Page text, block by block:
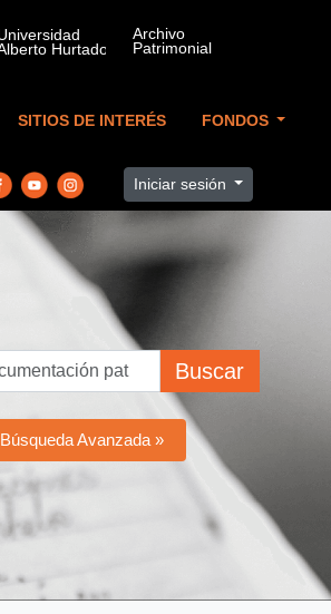
SITIOS DE INTERÉS FONDOS
Iniciar sesión
Buscar
Búsqueda Avanzada »